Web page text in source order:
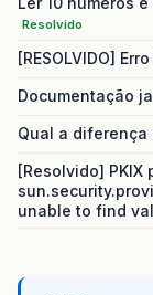
Resolvido
[RESOLVIDO]
Documentação
Qual a diferença
[Resolvido]
unable to find